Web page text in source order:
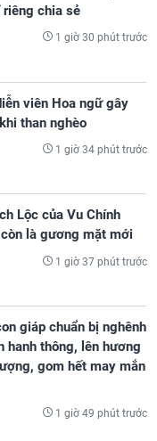
chia sẻ
1 giờ 30 phút trước
viên Hoa ngữ gây
than nghèo
1 giờ 34 phút trước
Lộc của Vu Chính
là gương mặt mới
1 giờ 37 phút trước
giáp chuẩn bị nghênh
hanh thông, lên hương
gom hết may mắn
1 giờ 49 phút trước